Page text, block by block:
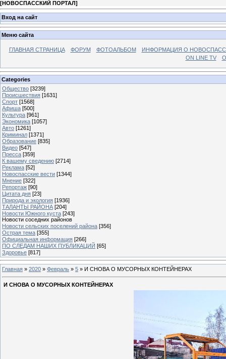
[НОВОСПАССКИЙ ПОРТАЛ]
Вход на сайт
Меню сайта
ГЛАВНАЯ СТРАНИЦА ФОРУМ ФОТОАЛЬБОМ
ИНФОРМАЦИЯ О
ON LINE TV
Categories
Общество [3239]
Происшествия [1631]
Спорт [1568]
Афиша [500]
Культура [961]
Экономика [1057]
Авто [1261]
Криминал [1371]
Образование [835]
Видео [547]
Пресса [359]
К вашему сведению [2714]
Реклама [52]
Новоспасские вести [1344]
Мнение [322]
Репортаж [90]
Цитата дня [23]
Природа и экология [1936]
ТАЛАНТЫ РАЙОНА [204]
Новости Южного куста [243]
Новости соседних районов
Новости сельских поселений района [356]
Острая тема [355]
Официальная информация [266]
ПО СЛЕДАМ НАШИХ ПУБЛИКАЦИЙ [65]
Здоровье [817]
Главная » 2020 » Февраль » 5 » И СНОВА О МУСОРНЫХ КОНТЕЙНЕРАХ
И СНОВА О МУСОРНЫХ КОНТЕЙНЕРАХ